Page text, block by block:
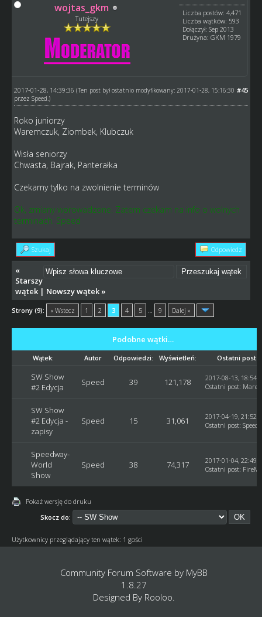
wojtas_gkm
Tutejszy
Liczba postów: 4,471
Liczba wątków: 593
Dołączył: Sep 2013
Drużyna: GKM 1979
#45
2017-01-28, 14:39:36 (Ten post był ostatnio modyfikowany: 2017-01-28, 15:16:30
przez Speed.)
Roko juniorzy
Waremczuk, Ziombek, Klubczuk
Wisła seniorzy
Chwasta, Bajrak, Panterałka
Czekamy tylko na zwolnienie terminów
Ok, zmiany wprowadzone. Zatem czekam na info o wolnych
terminach. Speed
Szukaj Odpowiedz
«
Starszy
wątek| Nowszy wątek»
Strony (9): « Wstecz 1 2 3 4 5 … 9 Dalej »
Podobne wątki…
Wątek: Autor Odpowiedzi: Wyświetleń: Ostatni post
SW Show
#2 Edycja
Speed 39 121,178
2017-08-13,
Ostatni post:
SW Show
#2 Edycja -
zapisy
Speed 15 31,061
2017-04-19,
Ostatni post: Speed
Speedway-
World
Show
Speed 38 74,317
2017-01-04,
Ostatni post:
Pokaż wersję do druku
Skocz do:
Użytkownicy przeglądający ten wątek: 1 gości
Community Forum Software by MyBB
1.8.27
Designed By Rooloo.